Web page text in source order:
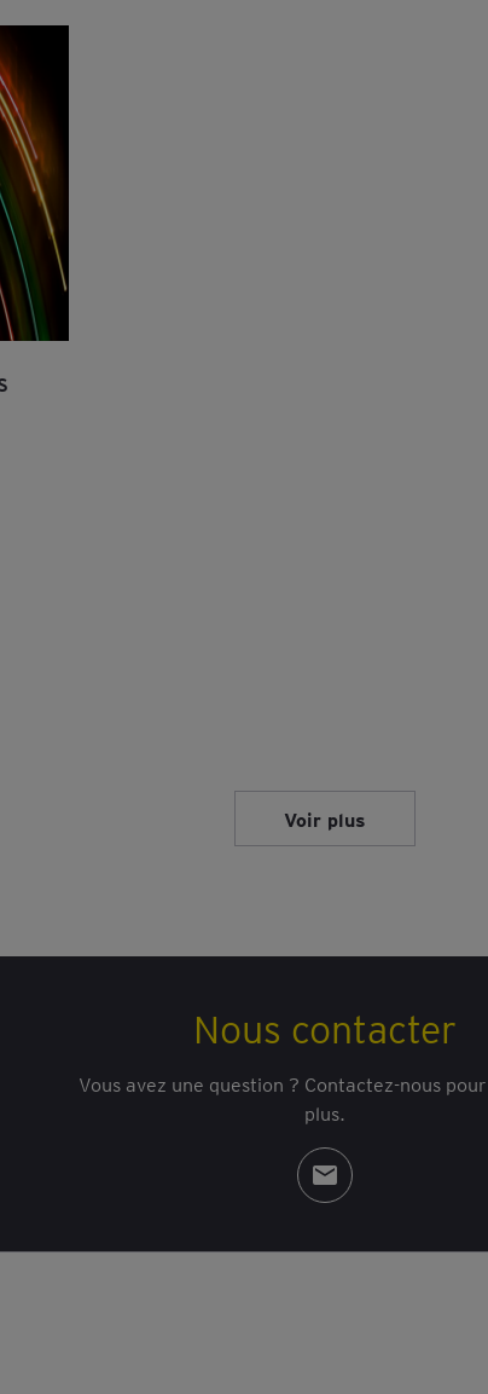
Voir plus
Nous contacter
Vous avez une question ? Contactez-nous
plus.